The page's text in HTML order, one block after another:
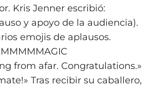
Kris Jenner escribió:
y apoyo de la audiencia).
emojis de aplausos.
from afar. Congratulations.»
Tras recibir su caballero,